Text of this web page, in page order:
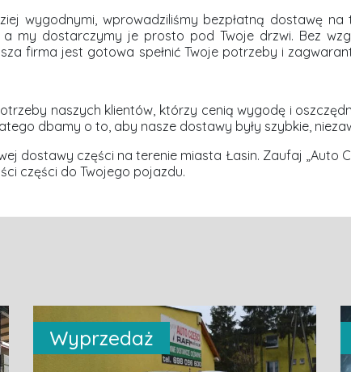
wygodnymi, wprowadziliśmy bezpłatną dostawę
my dostarczymy je prosto pod Twoje drzwi. Bez
firma jest gotowa spełnić Twoje potrzeby i
naszych klientów, którzy cenią wygodę i
dbamy o to, aby nasze dostawy były szybkie,
dostawy części na terenie miasta Łasin. Zaufaj „Auto
części do Twojego pojazdu.
Wyprzedaż